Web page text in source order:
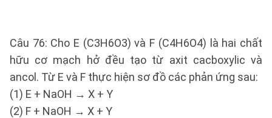
Câu 76: Cho E (C3H6O3) và F (C4H6O4) là hai chất
hữu cơ mạch hở đều tạo từ axit cacboxylic và
ancol. Từ E và F thực hiện sơ đồ các phản ứng sau:
(1) E + NaOH → X + Y
(2) F + NaOH → X + Y